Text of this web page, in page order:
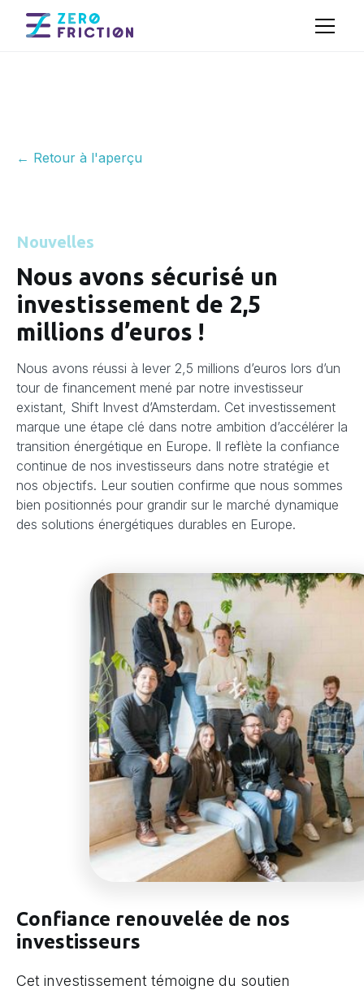
← Retour à l'aperçu
Nouvelles
Nous avons sécurisé un
investissement de 2,5
millions d’euros !
Nous avons réussi à lever 2,5 millions d’euros lors d’un
tour de financement mené par notre investisseur
existant, Shift Invest d’Amsterdam. Cet investissement
marque une étape clé dans notre ambition d’accélérer la
transition énergétique en Europe. Il reflète la confiance
continue de nos investisseurs dans notre stratégie et
nos objectifs. Leur soutien confirme que nous sommes
bien positionnés pour grandir sur le marché dynamique
des solutions énergétiques durables en Europe.
Confiance renouvelée de nos
investisseurs
Cet investissement témoigne du soutien